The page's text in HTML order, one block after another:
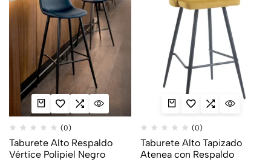
(0)
Taburete Alto Respaldo
Vértice Polipiel Negro
(0)
Taburete Alto Tapizado
Atenea con Respaldo